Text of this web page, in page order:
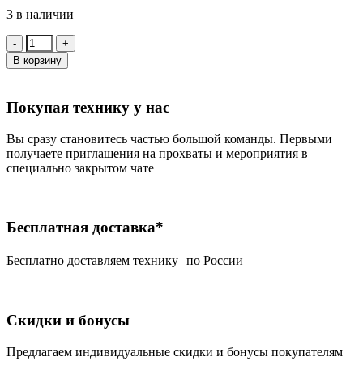
3 в наличии
Количество:
В корзину
Покупая технику у нас
Вы сразу становитесь частью большой команды. Первыми
получаете приглашения на прохваты и мероприятия в
специально закрытом чате
Бесплатная доставка*
Беcплатно доставляем технику по России
Скидки и бонусы
Предлагаем индивидуальные скидки и бонусы покупателям